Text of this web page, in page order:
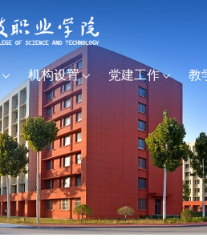
机构设置 党建工作 教